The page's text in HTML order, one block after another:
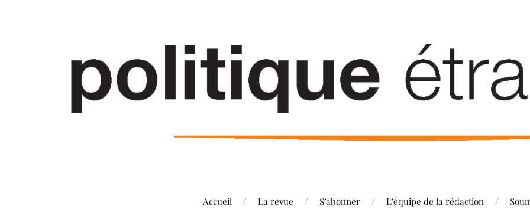
Accueil La revue S’abonner L’équipe de la rédaction